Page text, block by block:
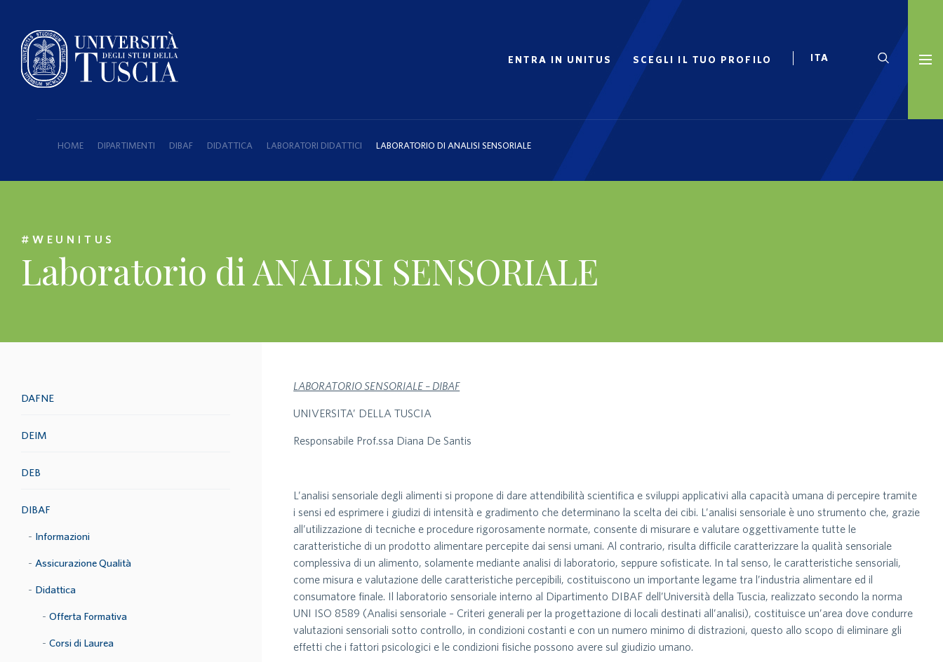
ENTRA IN UNITUS SCEGLI IL TUO PROFILO
HOME DIPARTIMENTI DIBAF DIDATTICA LABORATORI DIDATTICI LABORATORIO DI ANALISI SENSORIALE
#WEUNITUS
Laboratorio di ANALISI SENSORIALE
DAFNE
DEIM
DEB
DIBAF
Informazioni
Assicurazione Qualità
Didattica
Offerta Formativa
Corsi di Laurea
LABORATORIO SENSORIALE – DIBAF
UNIVERSITA’ DELLA TUSCIA
Responsabile Prof.ssa Diana De Santis
L’analisi sensoriale degli alimenti si propone di dare attendibilità scientifica e sviluppi applicativi alla capacità umana di percepire tramite
i sensi ed esprimere i giudizi di intensità e gradimento che determinano la scelta dei cibi. L’analisi sensoriale è uno strumento che, grazie
all’utilizzazione di tecniche e procedure rigorosamente normate, consente di misurare e valutare oggettivamente tutte le
caratteristiche di un prodotto alimentare percepite dai sensi umani. Al contrario, risulta difficile caratterizzare la qualità sensoriale
complessiva di un alimento, solamente mediante analisi di laboratorio, seppure sofisticate. In tal senso, le caratteristiche sensoriali,
come misura e valutazione delle caratteristiche percepibili, costituiscono un importante legame tra l’industria alimentare ed il
consumatore finale. Il laboratorio sensoriale interno al Dipartimento DIBAF dell’Università della Tuscia, realizzato secondo la norma
UNI ISO 8589 (Analisi sensoriale – Criteri generali per la progettazione di locali destinati all’analisi), costituisce un’area dove condurre
valutazioni sensoriali sotto controllo, in condizioni costanti e con un numero minimo di distrazioni, questo allo scopo di eliminare gli
effetti che i fattori psicologici e le condizioni fisiche possono avere sul giudizio umano.